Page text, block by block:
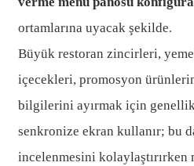
ortamlarına uyacak şekilde.
Büyük restoran zincirleri,
içecekleri, promosyon
bilgilerini ayırmak için
senkronize ekran kullanır; bu
incelenmesini kolaylaştırırken